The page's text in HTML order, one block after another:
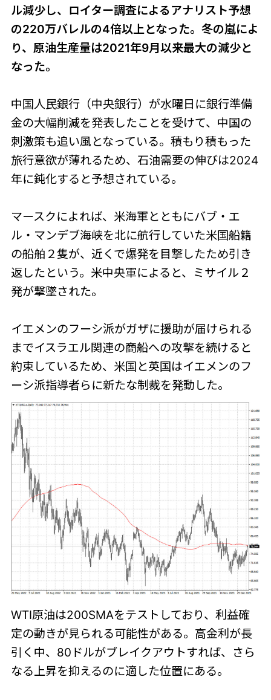
ル減少し、ロイター調査によるアナリスト予想
の220万バレルの4倍以上となった。冬の嵐によ
り、原油生産量は2021年9月以来最大の減少と
なった。
中国人民銀行（中央銀行）が水曜日に銀行準備
金の大幅削減を発表したことを受けて、中国の
刺激策も追い風となっている。積もり積もった
旅行意欲が薄れるため、石油需要の伸びは2024
年に鈍化すると予想されている。
マースクによれば、米海軍とともにバブ・エ
ル・マンデブ海峡を北に航行していた米国船籍
の船舶２隻が、近くで爆発を目撃したため引き
返したという。米中央軍によると、ミサイル２
発が撃墜された。
イエメンのフーシ派がガザに援助が届けられる
までイスラエル関連の商船への攻撃を続けると
約束しているため、米国と英国はイエメンのフ
ーシ派指導者らに新たな制裁を発動した。
WTI原油は200SMAをテストしており、利益確
定の動きが見られる可能性がある。高金利が長
引く中、80ドルがブレイクアウトすれば、さら
なる上昇を抑えるのに適した位置にある。